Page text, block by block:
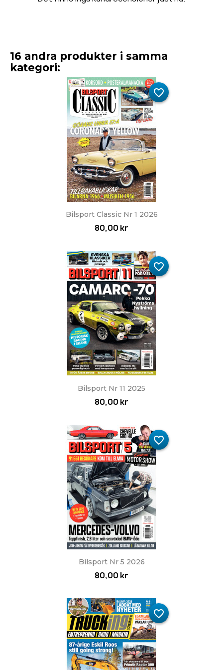
16 andra produkter i samma
kategori:
Bilsport Classic Nr 1 2026
80,00 kr
favorite_border
Bilsport Nr 11 2025
80,00 kr
favorite_border
Bilsport Nr 5 2026
80,00 kr
favorite_border
favorite_border